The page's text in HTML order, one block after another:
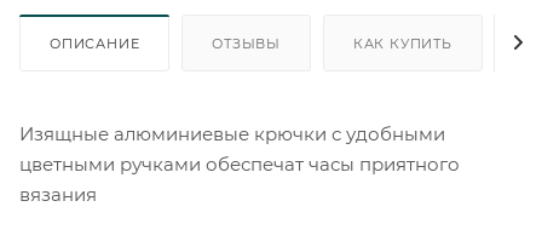
ОПИСАНИЕ ОТЗЫВЫ КАК КУПИТЬ
Изящные алюминиевые крючки с удобными
цветными ручками обеспечат часы приятного
вязания